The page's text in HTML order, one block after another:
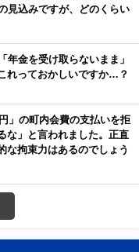
見込みですが、どのくらい
年金を受け取らないまま」
れっておかしいですか…？
」の町内会費の支払いを拒
な」と言われました。正直
な拘束力はあるのでしょう